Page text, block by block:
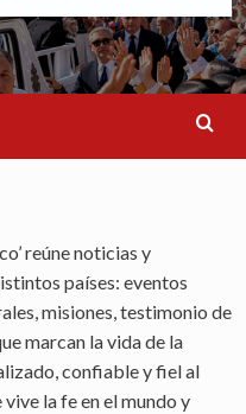
reúne noticias y
países: eventos
misiones, testimonio de
marcan la vida de la
confiable y fiel al
la fe en el mundo y